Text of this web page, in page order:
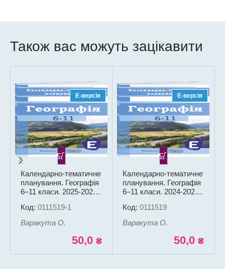
Також вас можуть зацікавити
Е-версія
Календарно-тематичне
планування. Географія
6–11 класи. 2025-2026
версія)
Код: 0111519-1
Варакута О.
50,0 ₴
Е-версія
Календарно-тематичне
планування. Географія
6–11 класи. 2024-2025
версія)
Код: 0111519
Варакута О.
50,0 ₴